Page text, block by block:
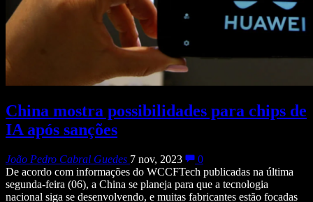
China mostra possibilidades para chips de
IA após sanções
João Pedro Cabral Guedes 7 nov, 2023
0
De acordo com informações do WCCFTech publicadas na última
segunda-feira (06), a China se planeja para que a tecnologia
nacional siga se desenvolvendo, e muitas fabricantes estão focadas